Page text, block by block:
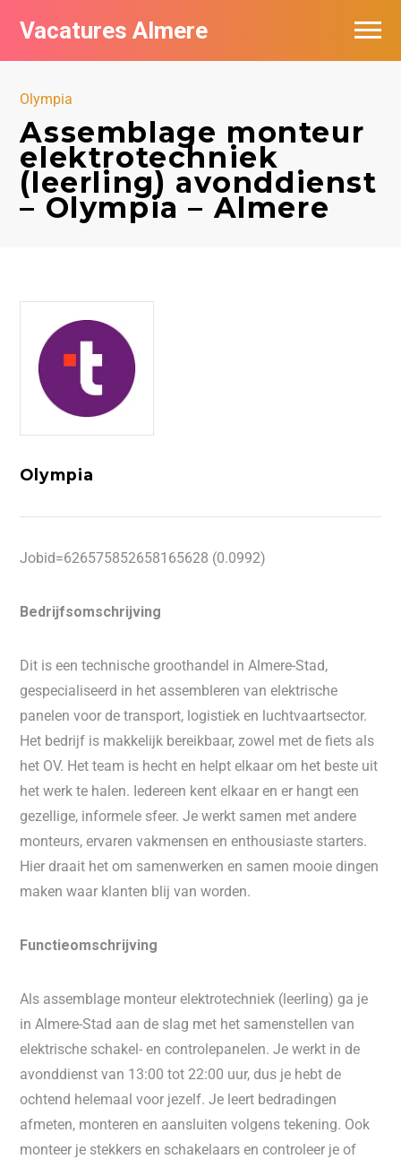
Vacatures Almere
Olympia
Assemblage monteur
elektrotechniek
(leerling) avonddienst
– Olympia – Almere
Olympia
Jobid=626575852658165628 (0.0992)
Bedrijfsomschrijving
Dit is een technische groothandel in Almere-Stad,
gespecialiseerd in het assembleren van elektrische
panelen voor de transport, logistiek en luchtvaartsector.
Het bedrijf is makkelijk bereikbaar, zowel met de fiets als
het OV. Het team is hecht en helpt elkaar om het beste uit
het werk te halen. Iedereen kent elkaar en er hangt een
gezellige, informele sfeer. Je werkt samen met andere
monteurs, ervaren vakmensen en enthousiaste starters.
Hier draait het om samenwerken en samen mooie dingen
maken waar klanten blij van worden.
Functieomschrijving
Als assemblage monteur elektrotechniek (leerling) ga je
in Almere-Stad aan de slag met het samenstellen van
elektrische schakel- en controlepanelen. Je werkt in de
avonddienst van 13:00 tot 22:00 uur, dus je hebt de
ochtend helemaal voor jezelf. Je leert bedradingen
afmeten, monteren en aansluiten volgens tekening. Ook
monteer je stekkers en schakelaars en controleer je of
Vacatures per bedrijf
De populairste vacatures in Almere
Nieuwsbrief feed